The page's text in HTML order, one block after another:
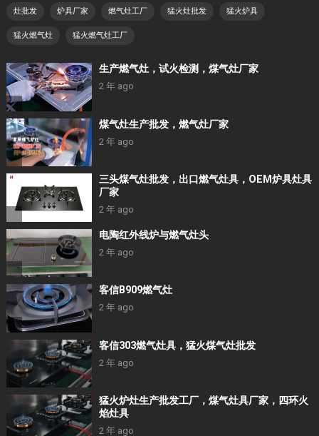
灶批发 炉具厂家 燃气灶工厂 猛火灶批发 猛火炉具
猛火燃气灶 猛火燃气灶工厂
生产燃气灶，试火检测，煤气灶厂家
2 年 ago
煤气灶生产批发，燃气灶厂家
2 年 ago
三头煤气灶批发，出口燃气灶具，OEM炉具灶具
厂家
2 年 ago
电陶红外线炉与燃气灶头
2 年 ago
客信B909燃气灶
2 年 ago
客信303燃气灶具，猛火煤气灶批发
2 年 ago
猛火炉灶生产批发工厂，煤气灶具厂家，四环火
焰灶具
2 年 ago